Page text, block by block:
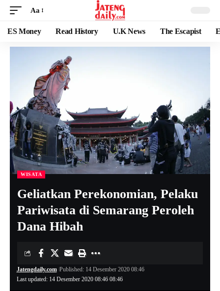
Aa
ES Money Read History U.K News The Escapist
WISATA
Geliatkan Perekonomian, Pelaku
Pariwisata di Semarang Peroleh
Dana Hibah
Last updated: 14 Desember 2020 08:46 08:46
Jatengdaily.com Published: 14 Desember 2020 08:46